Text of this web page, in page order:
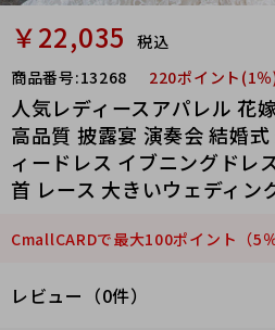
￥22,035
税込
商品番号:13268 220ポイント(1
人気レディースアパレル 花
高品質 披露宴 演奏会 結婚
ィードレス イブニングドレ
首 レース 大きいウェディン
CmallCARDで最大100ポイント（5
レビュー（0件）